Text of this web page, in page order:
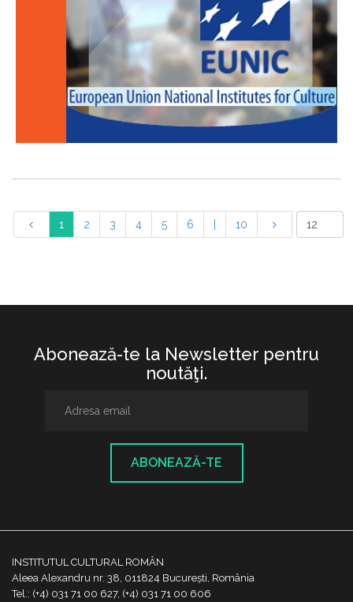
1 2 3 4 5 6 10
Abonează-te la Newsletter pentru
noutăţi.
ABONEAZĂ-TE
INSTITUTUL CULTURAL ROMÂN
Aleea Alexandru nr. 38, 011824 București, România
Tel.: (+4) 031 71 00 627, (+4) 031 71 00 606